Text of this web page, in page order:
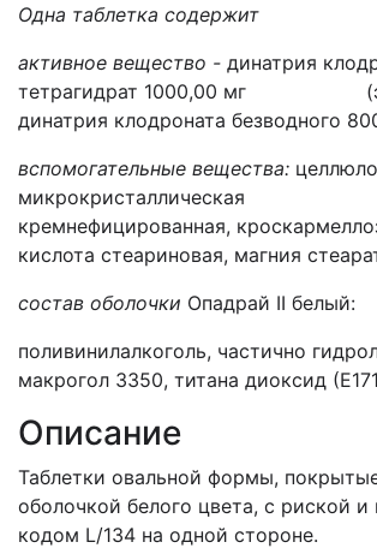
Одна таблетка содержит
активное вещество - динатрия
тетрагидрат 1000,00 мг
динатрия клодроната безводного
вспомогательные вещества:
микрокристаллическая
кремнефицированная,
кислота стеариновая, магния
состав оболочки Опадрай II белый:
поливинилалкоголь, частично
макрогол 3350, титана диоксид
Описание
Таблетки овальной формы,
оболочкой белого цвета, с риской и
кодом L/134 на одной стороне.